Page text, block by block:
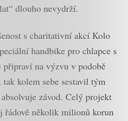
dlouho nevydrží.
s charitativní akcí Kolo
handbike pro chlapce s
na výzvu v podobě
kolem sebe sestavil tým
závod. Celý projekt
řádově několik milionů korun